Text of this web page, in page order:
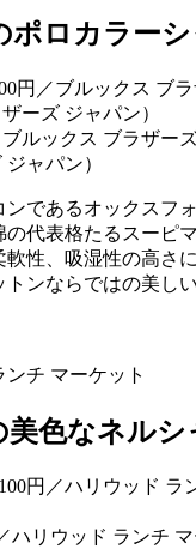
ポロカラー
ルックス ブラザー
ャパン）
ンであるオックスフ
の代表格たるスーピ
軟性、吸湿性の高さ
トンならではの美し
ンチ マーケット
美色なネルシ
ハリウッド ランチ マ